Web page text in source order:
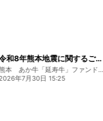
募集開始のお知らせ
贅を尽くす 和食割烹明徳ファンド
2026年8月3日 16:48